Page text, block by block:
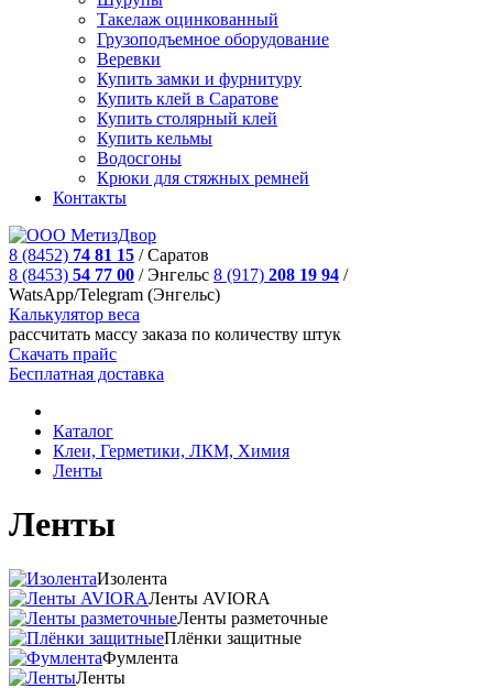
Такелаж оцинкованный
Грузоподъемное оборудование
Веревки
Купить замки и фурнитуру
Купить клей в Саратове
Купить столярный клей
Купить кельмы
Водосгоны
Крюки для стяжных ремней
Контакты
8 (8452) 74 81 15 /Саратов
8 (8453) 54 77 00 /Энгельс 8 (917) 208 19 94 /
WatsApp/Telegram (Энгельс)
Калькулятор веса
рассчитать массу заказа по количеству штук
Скачать прайс
Бесплатная доставка
Каталог
Клеи, Герметики, ЛКМ, Химия
Ленты
Ленты
Изолента
Ленты AVIORA
Ленты разметочные
Плёнки защитные
Фумлента
Ленты